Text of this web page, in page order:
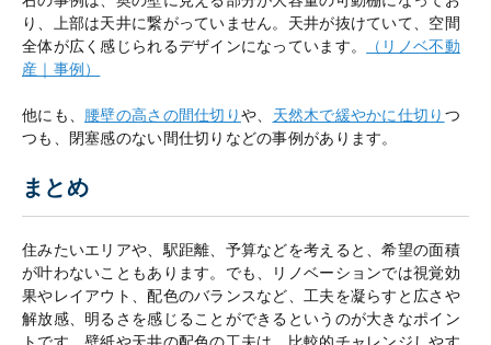
り、上部は天井に繋がっていません。天井が抜けていて、空間
全体が広く感じられるデザインになっています。
（リノベ不動
産｜事例）
他にも、 腰壁の高さの間仕切りや、 天然木で緩やかに仕切り つ
つも、閉塞感のない間仕切りなどの事例があります。
まとめ
住みたいエリアや、駅距離、予算などを考えると、希望の面積
が叶わないこともあります。でも、リノベーションでは視覚効
果やレイアウト、配色のバランスなど、工夫を凝らすと広さや
解放感、明るさを感じることができるというのが大きなポイン